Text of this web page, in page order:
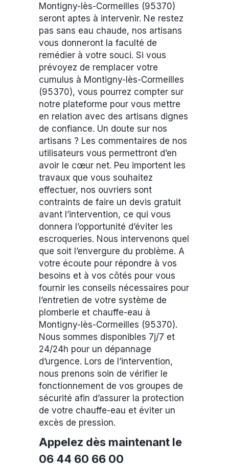
Montigny-lès-Cormeilles (95370)
seront aptes à intervenir. Ne restez
pas sans eau chaude, nos artisans
vous donneront la faculté de
remédier à votre souci. Si vous
prévoyez de remplacer votre
cumulus à Montigny-lès-Cormeilles
(95370), vous pourrez compter sur
notre plateforme pour vous mettre
en relation avec des artisans dignes
de confiance. Un doute sur nos
artisans ? Les commentaires de nos
utilisateurs vous permettront d’en
avoir le cœur net. Peu importent les
travaux que vous souhaitez
effectuer, nos ouvriers sont
contraints de faire un devis gratuit
avant l’intervention, ce qui vous
donnera l’opportunité d’éviter les
escroqueries. Nous intervenons quel
que soit l’envergure du problème. A
votre écoute pour répondre à vos
besoins et à vos côtés pour vous
fournir les conseils nécessaires pour
l’entretien de votre système de
plomberie et chauffe-eau à
Montigny-lès-Cormeilles (95370).
Nous sommes disponibles 7j/7 et
24/24h pour un dépannage
d’urgence. Lors de l’intervention,
nous prenons soin de vérifier le
fonctionnement de vos groupes de
sécurité afin d’assurer la protection
de votre chauffe-eau et éviter un
excès de pression.
Appelez dès maintenant le
06 44 60 66 00